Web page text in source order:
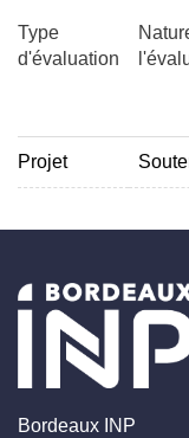
Type
d'évaluation
Projet
Bordeaux INP